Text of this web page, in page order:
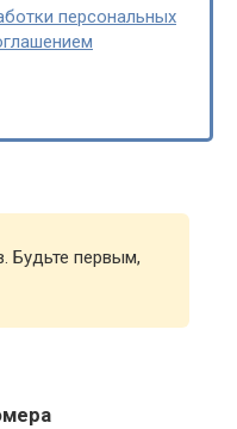
персональных
Будьте первым,